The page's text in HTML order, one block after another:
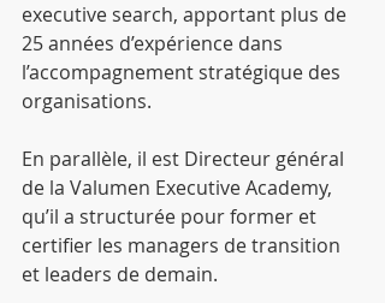
executive search, apportant plus de
25 années d’expérience dans
l’accompagnement stratégique des
organisations.
En parallèle, il est Directeur général
de la Valumen Executive Academy,
qu’il a structurée pour former et
certifier les managers de transition
et leaders de demain.